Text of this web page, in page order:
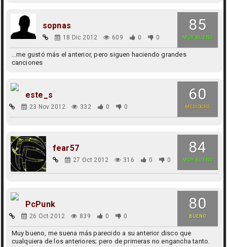
85
MUY BUENO
sopnas
18 Dic 2012 609 0 0
...me gustó más el anterior, pero siguen haciendo grandes
canciones
60
MEDIOCRE
este_s
23 Nov 2012 332 0 0
84
MUY BUENO
fear57
27 Oct 2012 316 0 0
80
BUENO
PcPunk
26 Oct 2012 839 0 0
Muy bueno, me suena más parecido a su anterior disco que
cualquiera de los anteriores; pero de primeras no engancha tanto.